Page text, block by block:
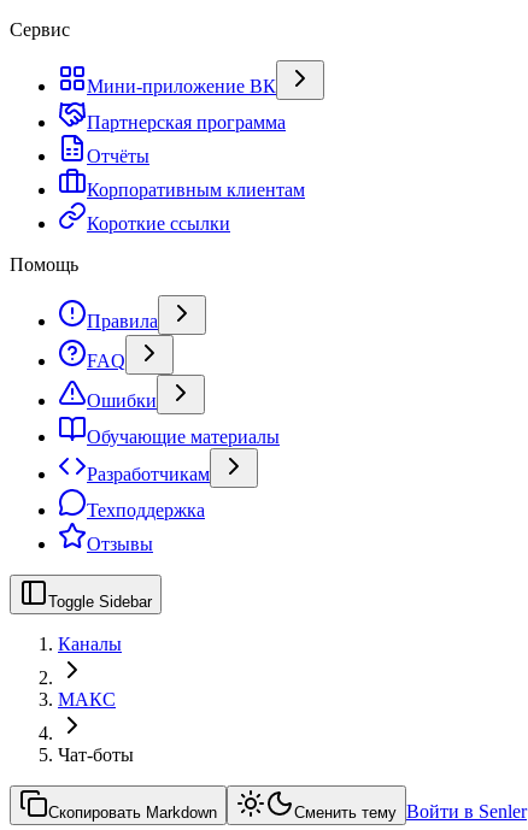
Сервис
Мини-приложение ВК
Партнерская программа
Отчёты
Корпоративным клиентам
Короткие ссылки
Помощь
Правила
FAQ
Ошибки
Обучающие материалы
Разработчикам
Техподдержка
Отзывы
Toggle Sidebar
Каналы
МАКС
Чат-боты
Скопировать Markdown Сменить тему Войти в Senler